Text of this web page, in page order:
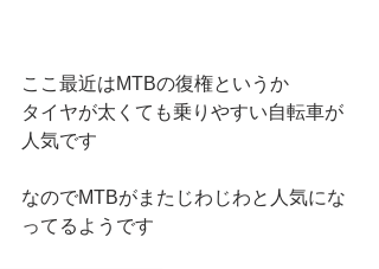
ここ最近はMTBの復権というか
タイヤが太くても乗りやすい自転車が
人気です
なのでMTBがまたじわじわと人気にな
ってるようです